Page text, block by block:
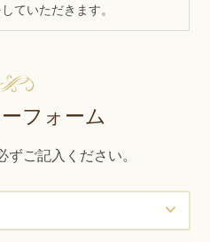
ていただきます。
フォーム
ご記入ください。